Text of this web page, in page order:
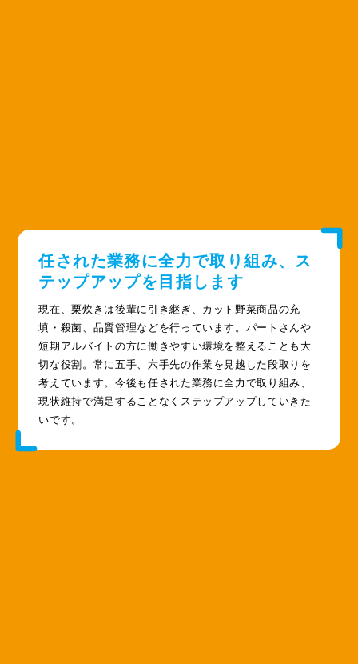
任された業務に全力で取り組み、ス
テップアップを目指します
現在、栗炊きは後輩に引き継ぎ、カット野菜商品の充
填・殺菌、品質管理などを行っています。パートさんや
短期アルバイトの方に働きやすい環境を整えることも大
切な役割。常に五手、六手先の作業を見越した段取りを
考えています。今後も任された業務に全力で取り組み、
現状維持で満足することなくステップアップしていきた
いです。